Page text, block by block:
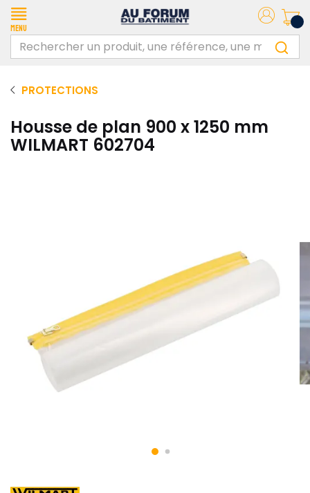
Menu
PROTECTIONS
Housse de plan 900 x 1250 mm
WILMART 602704